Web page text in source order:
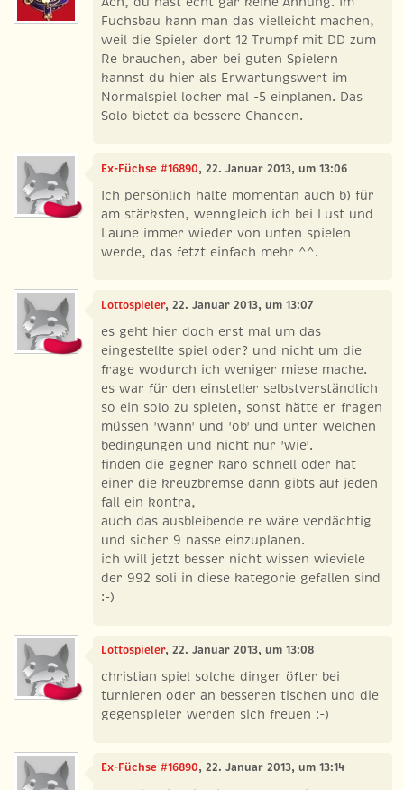
Fuchsbau kann man das vielleicht machen,
weil die Spieler dort 12 Trumpf mit DD zum
Re brauchen, aber bei guten Spielern
kannst du hier als Erwartungswert im
Normalspiel locker mal -5 einplanen. Das
Solo bietet da bessere Chancen.
Ex-Füchse #16890, 22. Januar 2013, um 13:06
Ich persönlich halte momentan auch b) für
am stärksten, wenngleich ich bei Lust und
Laune immer wieder von unten spielen
werde, das fetzt einfach mehr ^^.
Lottospieler, 22. Januar 2013, um 13:07
es geht hier doch erst mal um das
eingestellte spiel oder? und nicht um die
frage wodurch ich weniger miese mache.
es war für den einsteller selbstverständlich
so ein solo zu spielen, sonst hätte er fragen
müssen 'wann' und 'ob' und unter welchen
bedingungen und nicht nur 'wie'.
finden die gegner karo schnell oder hat
einer die kreuzbremse dann gibts auf jeden
fall ein kontra,
auch das ausbleibende re wäre verdächtig
und sicher 9 nasse einzuplanen.
ich will jetzt besser nicht wissen wieviele
der 992 soli in diese kategorie gefallen sind
:-)
Lottospieler, 22. Januar 2013, um 13:08
christian spiel solche dinger öfter bei
turnieren oder an besseren tischen und die
gegenspieler werden sich freuen :-)
Ex-Füchse #16890, 22. Januar 2013, um 13:14